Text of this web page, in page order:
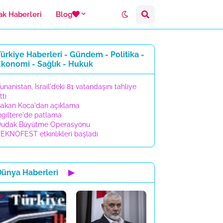
Haberleri Blog
Haberleri - Gündem - Politika -
- Sağlık - Hukuk
İsrail'deki 81 vatandaşını tahliye
Koca'dan açıklama
patlama
Büyütme Operasyonu
etkinlikleri başladı
Haberleri ▶